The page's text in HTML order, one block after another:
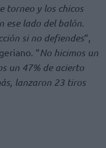
torneo y los chicos
ese lado del balón.
si no defiendes“,
“No hicimos un
un 47% de acierto
lanzaron 23 tiros